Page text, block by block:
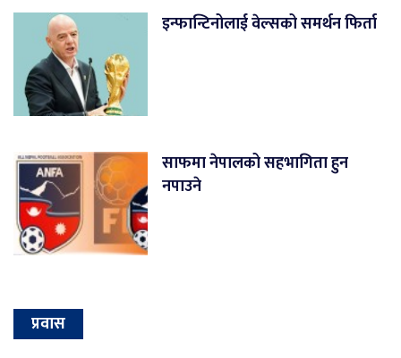
इन्फान्टिनोलाई वेल्सको समर्थन फिर्ता
साफमा नेपालको सहभागिता हुन
नपाउने
प्रवास